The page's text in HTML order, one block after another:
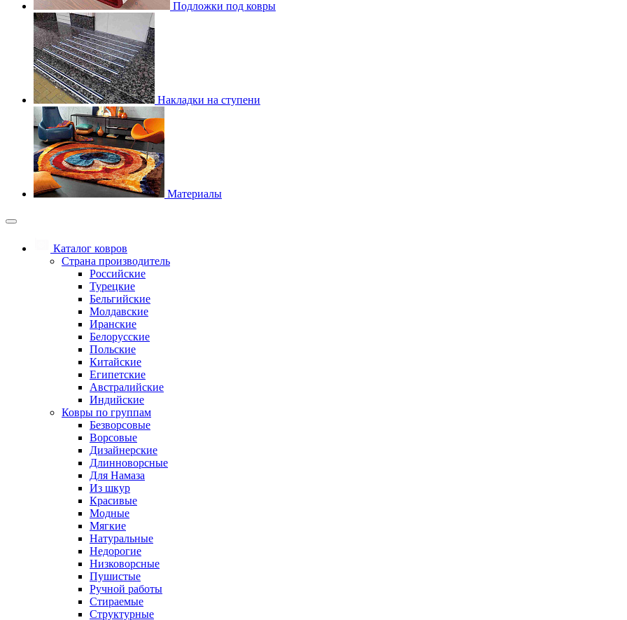
Подложки под ковры
Накладки на ступени
Материалы
Каталог ковров
Страна производитель
Российские
Турецкие
Бельгийские
Молдавские
Иранские
Белорусские
Польские
Китайские
Египетские
Австралийские
Индийские
Ковры по группам
Безворсовые
Ворсовые
Дизайнерские
Длинноворсные
Для Намаза
Из шкур
Красивые
Модные
Мягкие
Натуральные
Недорогие
Низковорсные
Пушистые
Ручной работы
Стираемые
Структурные